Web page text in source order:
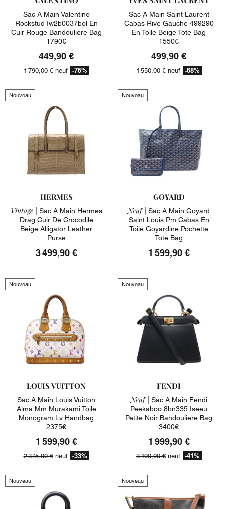
Sac A Main Valentino
Rockstud Iw2b0037bol En
Cuir Rouge Bandouliere Bag
1790€
449,90 €
1 790,00 €neuf -75%
Sac A Main Saint Laurent
Cabas Rive Gauche 499290
En Toile Beige Tote Bag
1550€
499,90 €
1 550,00 €neuf -68%
Nouveau
HERMES
Vintage | Sac A Main Hermes
Drag Cuir De Crocodile
Beige Alligator Leather
Purse
3 499,90 €
Nouveau
GOYARD
Neuf | Sac A Main Goyard
Saint Louis Pm Cabas En
Toile Goyardine Pochette
Tote Bag
1 599,90 €
Nouveau
LOUIS VUITTON
Sac A Main Louis Vuitton
Alma Mm Murakami Toile
Monogram Lv Handbag
2375€
1 599,90 €
2 375,00 €neuf -33%
Nouveau
FENDI
Neuf | Sac A Main Fendi
Peekaboo 8bn335 Iseeu
Petite Noir Bandouliere Bag
3400€
1 999,90 €
3 400,00 €neuf -41%
Nouveau Nouveau